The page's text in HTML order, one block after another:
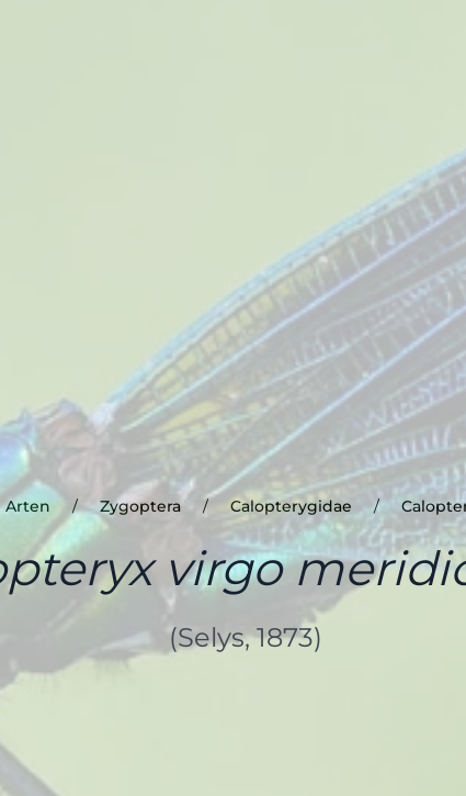
Arten Zygoptera Calopterygidae
virgo
(Selys, 1873)